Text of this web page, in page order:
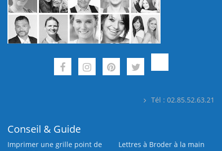
Tél : 02.85.52.63.21
Conseil & Guide
Imprimer une grille point de
Lettres à Broder à la main